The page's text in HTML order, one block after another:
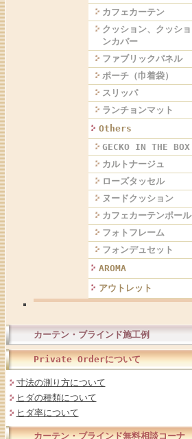
カフェカーテン
クッション、クッショ
ンカバー
ファブリックパネル
ポーチ（巾着袋）
スリッパ
ランチョンマット
Others
GECKO IN THE BOX
カルトナージュ
ローズタッセル
ヌードクッション
カフェカーテンポール
フォトフレーム
フォンデュセット
AROMA
アウトレット
カーテン・ブラインド施工例
Private Orderについて
寸法の測り方について
ヒダの種類について
ヒダ率について
カーテン・ブラインド無料相談コーナ